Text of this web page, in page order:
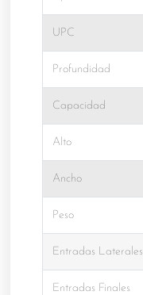
UPC
Profundidad
Capacidad
Alto
Ancho
Peso
Entradas Laterales
Entradas Finales